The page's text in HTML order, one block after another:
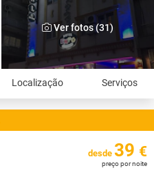
Ver fotos (31)
Localização Serviços
desde 39 €
preço por noite